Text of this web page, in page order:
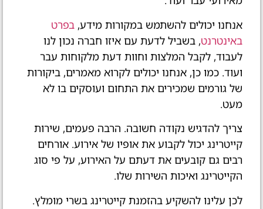
אנחנו יכולים להשתמש במקורות מידע, בפרט
באינטרנט, בשביל לדעת עם איזו חברה נכון לנו
לעבוד, לקבל המלצות וחוות דעת מלקוחות עבר
ועוד. כמו כן, אנחנו יכולים לקרוא מאמרים, ביקורות
של גורמים שמכירים את התחום ועוסקים בו לא
מעט.
צריך להדגיש נקודה חשובה. הרבה פעמים, שירות
קייטרינג יכול לקבוע את אופיו של אירוע. אורחים
רבים גם קובעים את דעתם על האירוע, על פי סוג
הקייטרינג ואיכות השירות שלו.
לכן עלינו להשקיע בהזמנת קייטרינג בשרי מומלץ.